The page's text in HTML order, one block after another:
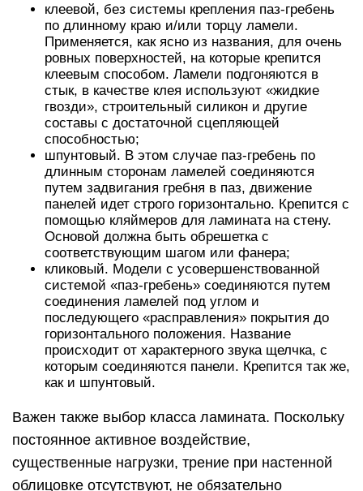
клеевой, без системы крепления паз-гребень
по длинному краю и/или торцу ламели.
Применяется, как ясно из названия, для очень
ровных поверхностей, на которые крепится
клеевым способом. Ламели подгоняются в
стык, в качестве клея используют «жидкие
гвозди», строительный силикон и другие
составы с достаточной сцепляющей
способностью;
шпунтовый. В этом случае паз-гребень по
длинным сторонам ламелей соединяются
путем задвигания гребня в паз, движение
панелей идет строго горизонтально. Крепится с
помощью кляймеров для ламината на стену.
Основой должна быть обрешетка с
соответствующим шагом или фанера;
кликовый. Модели с усовершенствованной
системой «паз-гребень» соединяются путем
соединения ламелей под углом и
последующего «расправления» покрытия до
горизонтального положения. Название
происходит от характерного звука щелчка, с
которым соединяются панели. Крепится так же,
как и шпунтовый.
Важен также выбор класса ламината. Поскольку
постоянное активное воздействие,
существенные нагрузки, трение при настенной
облицовке отсутствуют, не обязательно